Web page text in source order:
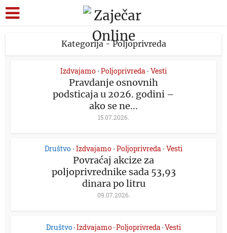
Kategorija - Poljoprivreda
Izdvajamo • Poljoprivreda • Vesti
Pravdanje osnovnih
podsticaja u 2026. godini –
ako se ne...
15.07.2026.
Društvo • Izdvajamo • Poljoprivreda • Vesti
Povraćaj akcize za
poljoprivrednike sada 53,93
dinara po litru
09.07.2026.
Društvo•Izdvajamo•Poljoprivreda•Vesti